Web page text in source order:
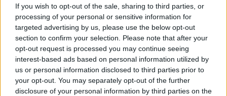
If you wish to opt-out of the sale, sharing to third parties, or
processing of your personal or sensitive information for
targeted advertising by us, please use the below opt-out
section to confirm your selection. Please note that after your
opt-out request is processed you may continue seeing
interest-based ads based on personal information utilized by
us or personal information disclosed to third parties prior to
your opt-out. You may separately opt-out of the further
disclosure of your personal information by third parties on the
#allergia#influenza#cukorbetegség
#orvosmeteorológia#vérnyomás#stroke#rákbetegség
#pajzsmirigy#reflux#ekcéma#herpesz
Regisztráció
Kezelés Gyógyszerterápia
Penicillin-allergia: nem
adható rá bármilyen
antibiotikum!